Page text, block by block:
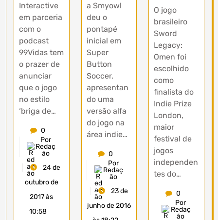
Interactive
em parceria
com o
podcast
99Vidas tem
o prazer de
anunciar
que o jogo
no estilo
‘briga de…
0
Por
Redaç
ão
24 de
outubro de
2017 às
10:58
a Smyowl
deu o
pontapé
inicial em
Super
Button
Soccer,
apresentan
do uma
versão alfa
do jogo na
área indie…
0
Por
Redaç
ão
23 de
junho de 2016
O jogo
brasileiro
Sword
Legacy:
Omen foi
escolhido
como
finalista do
Indie Prize
London,
maior
festival de
jogos
independen
tes do…
0
Por
Redaç
ão